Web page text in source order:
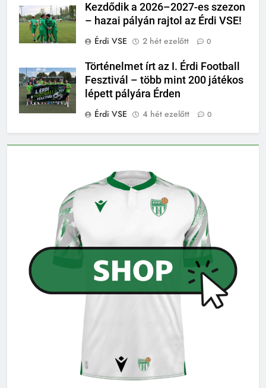
Kezdődik a 2026–2027-es szezon
– hazai pályán rajtol az Érdi VSE!
Érdi VSE
2 hét ezelőtt 0
Történelmet írt az I. Érdi Football
Fesztivál – több mint 200 játékos
lépett pályára Érden
Érdi VSE
4 hét ezelőtt 0